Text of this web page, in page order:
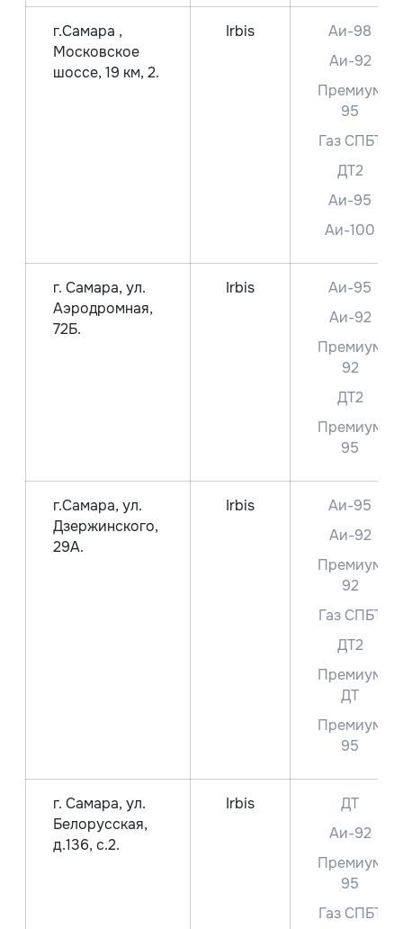
г.Самара ,
Московское
шоссе, 19 км, 2.
Irbis
Аи-98
Аи-92
Премиум
95
Газ СПБТ
ДТ2
Аи-95
Аи-100
г. Самара, ул.
Аэродромная,
72Б.
Irbis
Аи-95
Аи-92
Премиум
92
ДТ2
Премиум
95
г.Самара, ул.
Дзержинского,
29А.
Irbis
Аи-95
Аи-92
Премиум
92
Газ СПБТ
ДТ2
Премиум
ДТ
Премиум
95
г. Самара, ул.
Белорусская,
д.136, с.2.
Irbis
ДТ
Аи-92
Премиум
95
Газ СПБТ